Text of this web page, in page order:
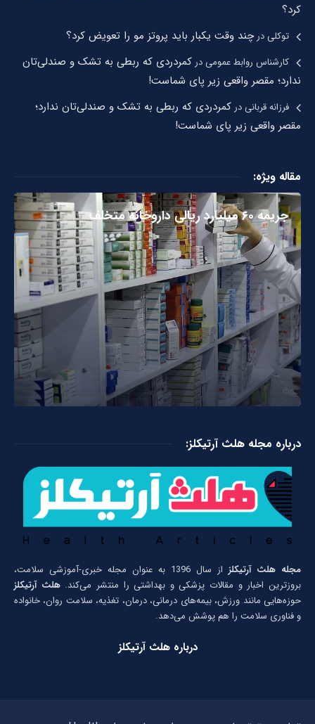
کرد؟
توکلیدرچند وقت یکبار باید پروتز مو را تعویض کرد؟
کارشناس روابط عمومیدر کمردردی که ربطی به تشک و صندلی‌تان
ندارد؛ مقصر واقعی زیر پای شماست!
فرزانه قربانیدر کمردردی که ربطی به تشک و صندلی‌تان ندارد؛
مقصر واقعی زیر پای شماست!
مقاله ویژه:
جریمه ۶۰ میلیارد ریالی داروخانه متخلف
درباره مجله هلث آرتیکلز:
مجله هلث آرتیکلز
از سال 1396 به عنوان مجله خبری-آموزشی سلامت،
بروزترین اخبار و مقالات پزشکی و بهداشتی را منتشر می‌کند.هلث آرتیکلز
حوزه‌هایی مانند ورزش، بیمه‌های درمانی، درمان، تغذیه، سلامت روان، خانواده
و فناوری سلامت را هم پوشش می‌دهد.
درباره هلث آرتیکلز